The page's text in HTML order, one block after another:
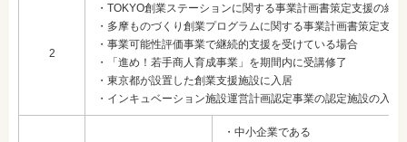
2
・TOKYO創業ステーションに関する事業計画書策定支援の終
・多摩ものづくり創業プログラムに関する事業計画書策定支援
・事業可能性評価事業で継続的支援を受けている場合
・「進め！若手商人育成事業」を期間内に受講修了
・東京都が設置した創業支援施設に入居
・インキュベーション施設運営計画認定事業の認定施設の入居
・中小企業である